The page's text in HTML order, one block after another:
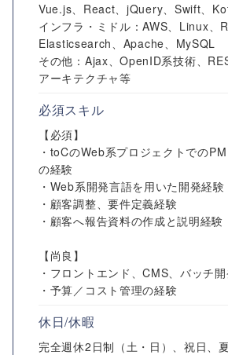
Vue.js、React、jQuery、Swift、
インフラ・ミドル：AWS、Linux、
Elasticsearch、Apache、MySQL
その他：Ajax、OpenID系技術、
アーキテクチャ等
必須スキル
【必須】
・toCのWeb系プロジェクトでの
の経験
・Web系開発言語を用いた開発経験
・顧客調整、要件定義経験
・顧客へ報告資料の作成と説明経験
【尚良】
・フロントエンド、CMS、バッチ
・予算／コスト管理の経験
休日/休暇
完全週休2日制（土・日）、祝日、